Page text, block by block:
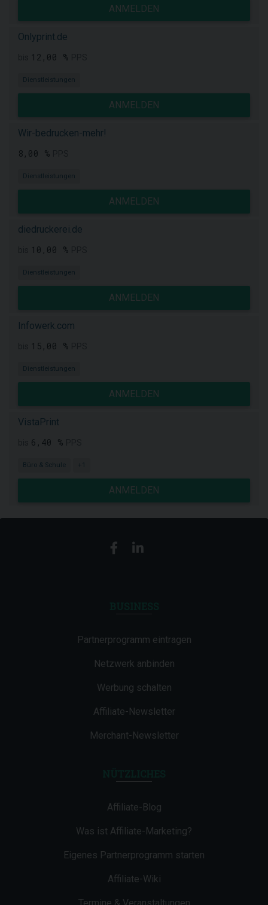
ANMELDEN
Onlyprint.de
12,00 %
Dienstleistungen
ANMELDEN
Wir-bedrucken-mehr!
8,00 %
Dienstleistungen
ANMELDEN
diedruckerei.de
10,00 %
Dienstleistungen
ANMELDEN
Infowerk.com
15,00 %
Dienstleistungen
ANMELDEN
VistaPrint
6,40 %
Büro & Schule +1
ANMELDEN
Partnerprogramm eintragen
Netzwerk anbinden
Werbung schalten
Affiliate-Newsletter
Merchant-Newsletter
Affiliate-Blog
Was ist Affiliate-Marketing?
Eigenes Partnerprogramm starten
Affiliate-Wiki